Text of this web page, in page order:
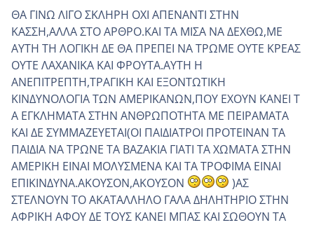
ΘΑ ΓΙΝΩ ΛΙΓΟ ΣΚΛΗΡΗ ΟΧΙ ΑΠΕΝΑΝΤΙ ΣΤΗΝ
ΚΑΣΣΗ,ΑΛΛΑ ΣΤΟ ΑΡΘΡΟ.ΚΑΙ ΤΑ ΜΙΣΑ ΝΑ ΔΕΧΘΩ,ΜΕ
ΑΥΤΗ ΤΗ ΛΟΓΙΚΗ ΔΕ ΘΑ ΠΡΕΠΕΙ ΝΑ ΤΡΩΜΕ ΟΥΤΕ ΚΡΕΑΣ
ΟΥΤΕ ΛΑΧΑΝΙΚΑ ΚΑΙ ΦΡΟΥΤΑ.ΑΥΤΗ Η
ΑΝΕΠΙΤΡΕΠΤΗ,ΤΡΑΓΙΚΗ ΚΑΙ ΕΞΟΝΤΩΤΙΚΗ
ΚΙΝΔΥΝΟΛΟΓΙΑ ΤΩΝ ΑΜΕΡΙΚΑΝΩΝ,ΠΟΥ ΕΧΟΥΝ ΚΑΝΕΙ Τ
Α ΕΓΚΛΗΜΑΤΑ ΣΤΗΝ ΑΝΘΡΩΠΟΤΗΤΑ ΜΕ ΠΕΙΡΑΜΑΤΑ
ΚΑΙ ΔΕ ΣΥΜΜΑΖΕΥΕΤΑΙ(ΟΙ ΠΑΙΔΙΑΤΡΟΙ ΠΡΟΤΕΙΝΑΝ ΤΑ
ΠΑΙΔΙΑ ΝΑ ΤΡΩΝΕ ΤΑ ΒΑΖΑΚΙΑ ΓΙΑΤΙ ΤΑ ΧΩΜΑΤΑ ΣΤΗΝ
ΑΜΕΡΙΚΗ ΕΙΝΑΙ ΜΟΛΥΣΜΕΝΑ ΚΑΙ ΤΑ ΤΡΟΦΙΜΑ ΕΙΝΑΙ
ΕΠΙΚΙΝΔΥΝΑ.ΑΚΟΥΣΟΝ,ΑΚΟΥΣΟΝ
)ΑΣ
ΣΤΕΛΝΟΥΝ ΤΟ ΑΚΑΤΑΛΛΗΛΟ ΓΑΛΑ ΔΗΛΗΤΗΡΙΟ ΣΤΗΝ
ΑΦΡΙΚΗ ΑΦΟΥ ΔΕ ΤΟΥΣ ΚΑΝΕΙ ΜΠΑΣ ΚΑΙ ΣΩΘΟΥΝ ΤΑ